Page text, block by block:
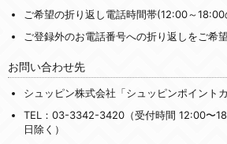
ご希望の折り返し電話時間帯(12:00～18:00
ご登録外のお電話番号への折り返しをご希
お問い合わせ先
シュッピン株式会社「シュッピンポイント
TEL：03-3342-3420（受付時間 12:00〜
日除く）